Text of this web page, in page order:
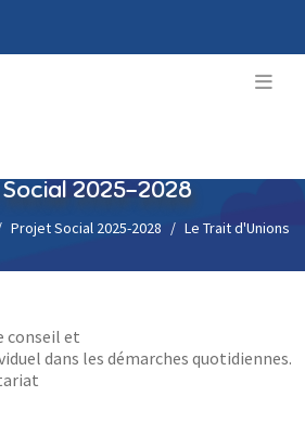
2025-2028
Projet Social 2025-2028 Le Trait d'Unions
conseil et
dans les démarches quotidiennes.